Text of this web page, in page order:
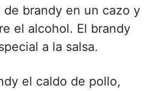
brandy en un cazo y
el alcohol. El brandy
a la salsa.
el caldo de pollo,